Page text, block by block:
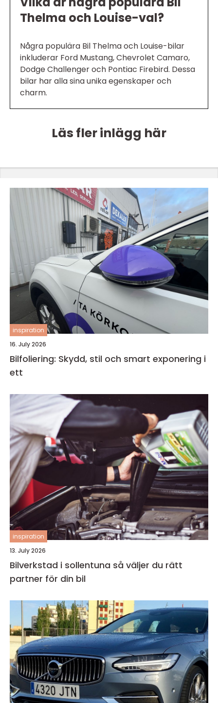
Thelma och Louise-val?
Några populära Bil Thelma och Louise-bilar
inkluderar Ford Mustang, Chevrolet Camaro,
Dodge Challenger och Pontiac Firebird. Dessa
bilar har alla sina unika egenskaper och
charm.
Läs fler inlägg här
inspiration
16. July 2026
Bilfoliering: Skydd, stil och smart exponering i
ett
inspiration
13. July 2026
Bilverkstad i sollentuna så väljer du rätt
partner för din bil